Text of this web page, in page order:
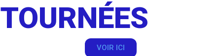
TOURNÉES
VOIR ICI